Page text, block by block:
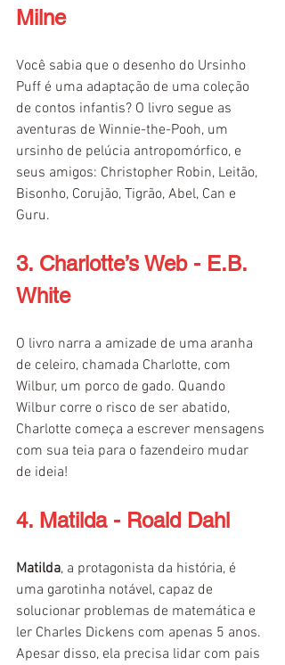
Milne
Você sabia que o desenho do Ursinho
Puff é uma adaptação de uma coleção
de contos infantis? O livro segue as
aventuras de Winnie-the-Pooh, um
ursinho de pelúcia antropomórfico, e
seus amigos: Christopher Robin, Leitão,
Bisonho, Corujão, Tigrão, Abel, Can e
Guru.
3. Charlotte’s Web - E.B.
White
O livro narra a amizade de uma aranha
de celeiro, chamada Charlotte, com
Wilbur, um porco de gado. Quando
Wilbur corre o risco de ser abatido,
Charlotte começa a escrever mensagens
com sua teia para o fazendeiro mudar
de ideia!
4. Matilda - Roald Dahl
Matilda, a protagonista da história, é
uma garotinha notável, capaz de
solucionar problemas de matemática e
ler Charles Dickens com apenas 5 anos.
Apesar disso, ela precisa lidar com pais